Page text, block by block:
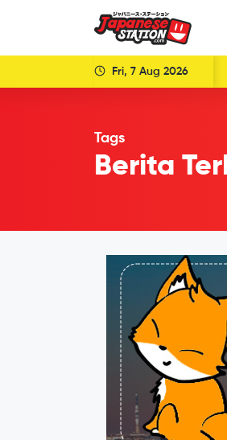
Fri, 7 Aug 2026
Tags
Berita